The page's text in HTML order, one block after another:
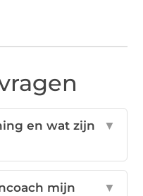
en wat zijn
▼
mijn
▼